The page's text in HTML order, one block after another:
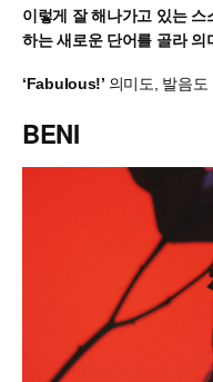
이렇게 잘 해나가고 있는
하는 새로운 단어를 골라 의
‘Fabulous!’ 의미도, 발음도
BENI